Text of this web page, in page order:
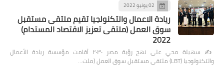
02 يونيو 2022
ريادة الاعمال والتكنولجيا تقيم ملتقى مستقبل
سوق العمل (ملتقى تعزيز الاقتصاد المستدام)
2022
✍️ سهيلة محي على نهج رؤية مصر ٢٠٣٠ أقامت مؤسسة ريادة الأعمال
والتكنولوجيا (LBT) ملتقى مستقبل سوق العمل (ملت…